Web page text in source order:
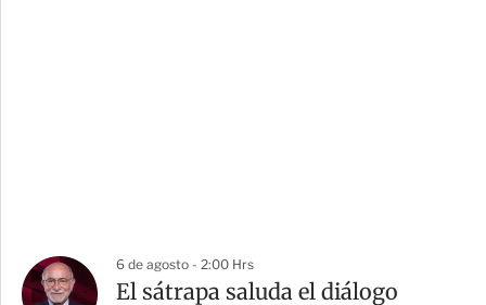
6 de agosto - 2:00 Hrs
El sátrapa saluda el diálogo